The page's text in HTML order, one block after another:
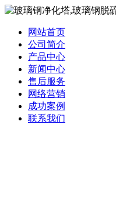
网站首页
公司简介
产品中心
新闻中心
售后服务
网络营销
成功案例
联系我们